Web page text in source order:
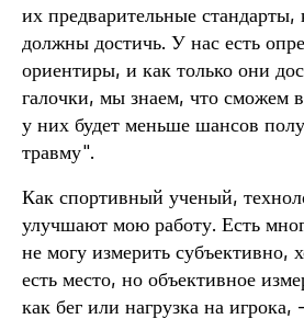
их предварительные стандарты,
должны достичь. У нас есть
ориентиры, и как только они
галочки, мы знаем, что сможем
у них будет меньше шансов
травму".
Как спортивный ученый,
улучшают мою работу. Есть
не могу измерить субъективно,
есть место, но объективное
как бег или нагрузка на игрока,